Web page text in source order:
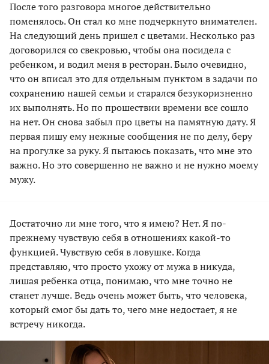
После того разговора многое действительно
поменялось. Он стал ко мне подчеркнуто внимателен.
На следующий день пришел с цветами. Несколько раз
договорился со свекровью, чтобы она посидела с
ребенком, и водил меня в ресторан. Было очевидно,
что он вписал это для отдельным пунктом в задачи по
сохранению нашей семьи и старался безукоризненно
их выполнять. Нопо прошествии времени все сошло
на нет. Он снова забыл про цветы на памятную дату. Я
первая пишу ему нежные сообщения не по делу, беру
на прогулке за руку. Я пытаюсь показать, что мне это
важно. Но это совершенно не важно и не нужно моему
мужу.
Достаточно ли мне того, что я имею? Нет. Я по-
прежнему чувствую себя в отношениях какой-то
функцией. Чувствую себя в ловушке. Когда
представляю, что просто ухожу от мужа в никуда,
лишая ребенка отца, понимаю, что мне точно не
станет лучше.Ведь очень может быть, что человека,
который смог бы дать то, чего мне недостает, я не
встречу никогда.